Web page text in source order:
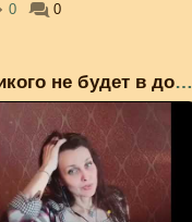
0
0
Никого не будет в доме ...